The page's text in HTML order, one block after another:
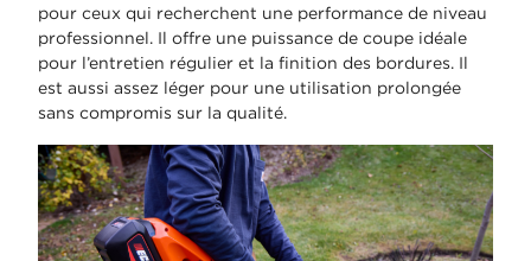
pour ceux qui recherchent une performance de niveau
professionnel. Il offre une puissance de coupe idéale
pour l’entretien régulier et la finition des bordures. Il
est aussi assez léger pour une utilisation prolongée
sans compromis sur la qualité.